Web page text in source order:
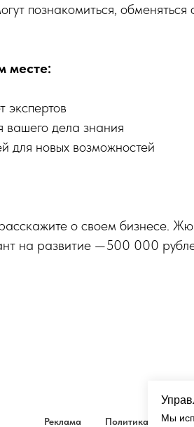
познакомиться,
месте:
экспертов
вашего дела знания
для новых возможностей
о своем бизнесе.
на развитие —500 000
Мы
Реклама Политика